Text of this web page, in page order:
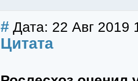
# Дата: 22 Авг 2019
Цитата